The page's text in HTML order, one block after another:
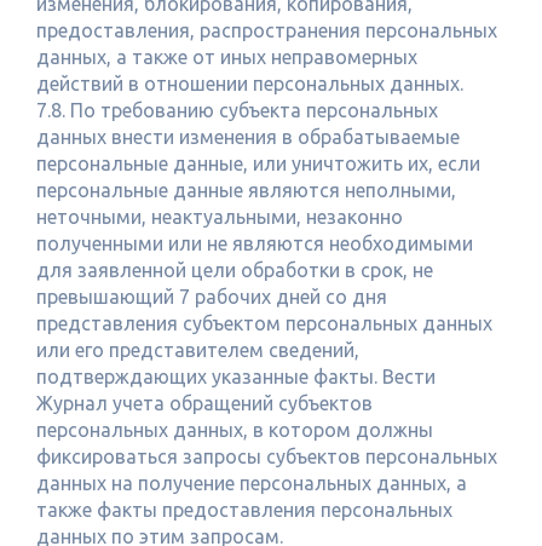
предоставления, распространения персональных
данных, а также от иных неправомерных
действий в отношении персональных данных.
7.8. По требованию субъекта персональных
данных внести изменения в обрабатываемые
персональные данные, или уничтожить их, если
персональные данные являются неполными,
неточными, неактуальными, незаконно
полученными или не являются необходимыми
для заявленной цели обработки в срок, не
превышающий 7 рабочих дней со дня
представления субъектом персональных данных
или его представителем сведений,
подтверждающих указанные факты. Вести
Журнал учета обращений субъектов
персональных данных, в котором должны
фиксироваться запросы субъектов персональных
данных на получение персональных данных, а
также факты предоставления персональных
данных по этим запросам.